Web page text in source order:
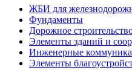
ЖБИ для
Фундаменты
Дорожное
Элементы зданий и
Инженерные
Элементы